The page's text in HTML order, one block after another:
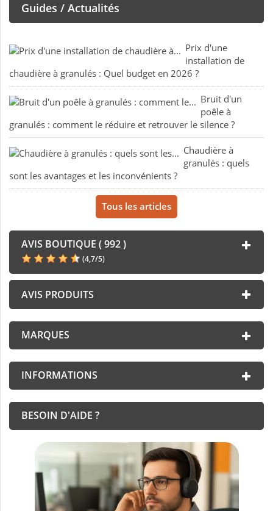
Guides / Actualités
Prix d'une
installation de
chaudière à granulés : Quel budget en 2026 ?
Bruit d'un
poêle à
granulés : comment le réduire et retrouver le silence ?
Chaudière à
granulés : quels
sont les avantages et les inconvénients ?
Tous les articles
AVIS BOUTIQUE ( 992 )
(4,7/5)
AVIS PRODUITS
MARQUES
INFORMATIONS
BESOIN D'AIDE ?